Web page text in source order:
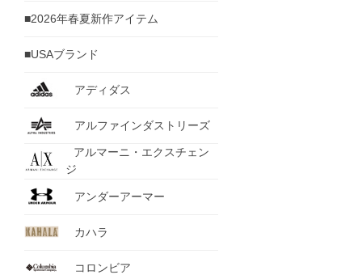
■2026年春夏新作アイテム
■USAブランド
アディダス
アルファインダストリーズ
アルマーニ・エクスチェン
ジ
アンダーアーマー
カハラ
コロンビア